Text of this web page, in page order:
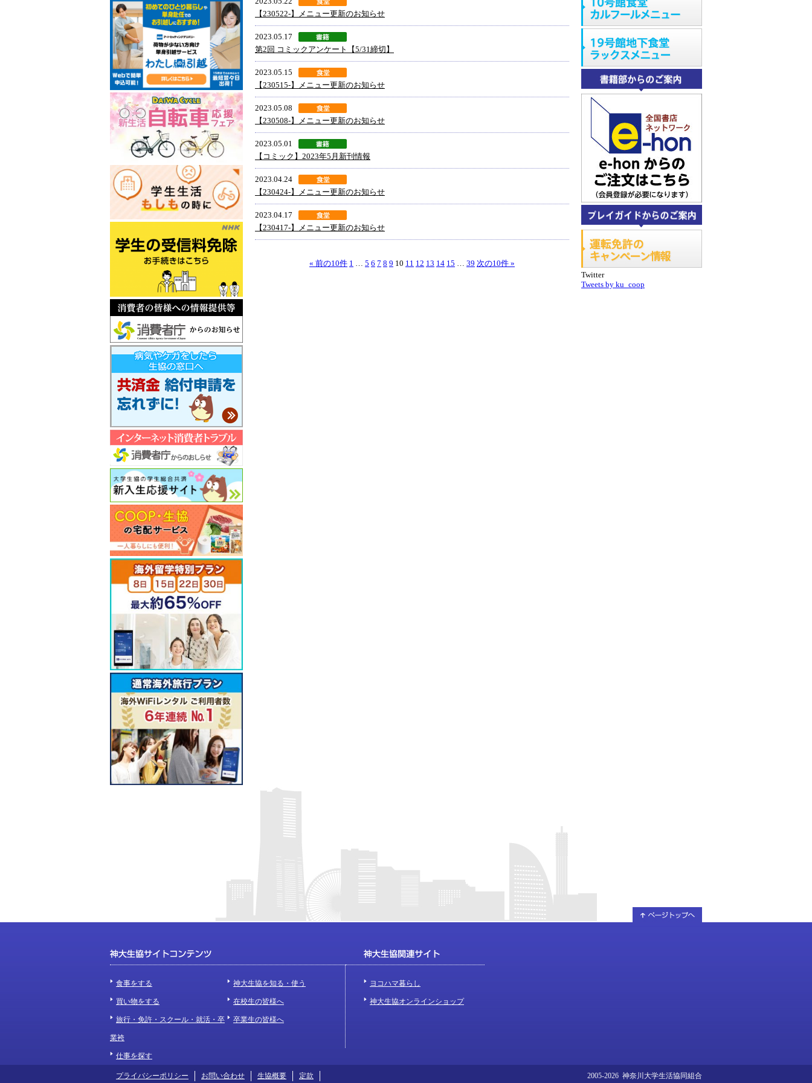
【230522-】メニュー更新のお知らせ
2023.05.17
第2回 コミックアンケート【5/31締切】
2023.05.15
【230515-】メニュー更新のお知らせ
2023.05.08
【230508-】メニュー更新のお知らせ
2023.05.01
【コミック】2023年5月新刊情報
2023.04.24
【230424-】メニュー更新のお知らせ
2023.04.17
【230417-】メニュー更新のお知らせ
« 前の10件 1 … 5 6 7 8 9 10 11 12 13 14 15 … 39 次の10件 »
Twitter
Tweets by ku_coop
食事をする
買い物をする
旅行・免許・スクール・就活・卒
業袴
仕事を探す
神大生協を知る・使う
在校生の皆様へ
卒業生の皆様へ
ヨコハマ暮らし
神大生協オンラインショップ
プライバシーポリシー お問い合わせ 生協概要 定款 2005-2026 神奈川大学生活協同組合